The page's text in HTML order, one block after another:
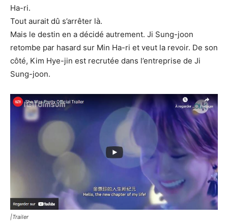
Ha-ri.
Tout aurait dû s’arrêter là.
Mais le destin en a décidé autrement. Ji Sung-joon
retombe par hasard sur Min Ha-ri et veut la revoir. De son
côté, Kim Hye-jin est recrutée dans l’entreprise de Ji
Sung-joon.
|Trailer